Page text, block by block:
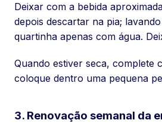
Deixar com a bebida
depois descartar na pia;
quartinha apenas com água.
Quando estiver seca, complete
coloque dentro uma pequena
3. Renovação semanal da